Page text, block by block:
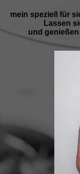
mein speziell für
Lassen
und